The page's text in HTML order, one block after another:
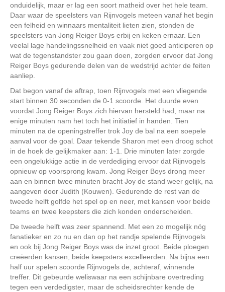
onduidelijk, maar er lag een soort matheid over het hele team.
Daar waar de speelsters van Rijnvogels meteen vanaf het begin
een felheid en winnaars mentaliteit lieten zien, stonden de
speelsters van Jong Reiger Boys erbij en keken ernaar. Een
veelal lage handelingssnelheid en vaak niet goed anticiperen op
wat de tegenstandster zou gaan doen, zorgden ervoor dat Jong
Reiger Boys gedurende delen van de wedstrijd achter de feiten
aanliep.
Dat begon vanaf de aftrap, toen Rijnvogels met een vliegende
start binnen 30 seconden de 0-1 scoorde. Het duurde even
voordat Jong Reiger Boys zich hiervan hersteld had, maar na
enige minuten nam het toch het initiatief in handen. Tien
minuten na de openingstreffer trok Joy de bal na een soepele
aanval voor de goal. Daar tekende Sharon met een droog schot
in de hoek de gelijkmaker aan: 1-1. Drie minuten later zorgde
een ongelukkige actie in de verdediging ervoor dat Rijnvogels
opnieuw op voorsprong kwam. Jong Reiger Boys drong meer
aan en binnen twee minuten bracht Joy de stand weer gelijk, na
aangeven door Judith (Kouwen). Gedurende de rest van de
tweede helft golfde het spel op en neer, met kansen voor beide
teams en twee keepsters die zich konden onderscheiden.
De tweede helft was zeer spannend. Met een zo mogelijk nóg
fanatieker en zo nu en dan op het randje spelende Rijnvogels
en ook bij Jong Reiger Boys was de inzet groot. Beide ploegen
creëerden kansen, beide keepsters excelleerden. Na bijna een
half uur spelen scoorde Rijnvogels de, achteraf, winnende
treffer. Dit gebeurde weliswaar na een schijnbare overtreding
tegen een verdedigster, maar de scheidsrechter kende de